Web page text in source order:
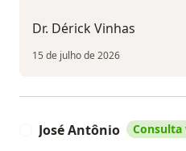
Dr. Dérick Vinhas
15 de julho de 2026
José Antônio